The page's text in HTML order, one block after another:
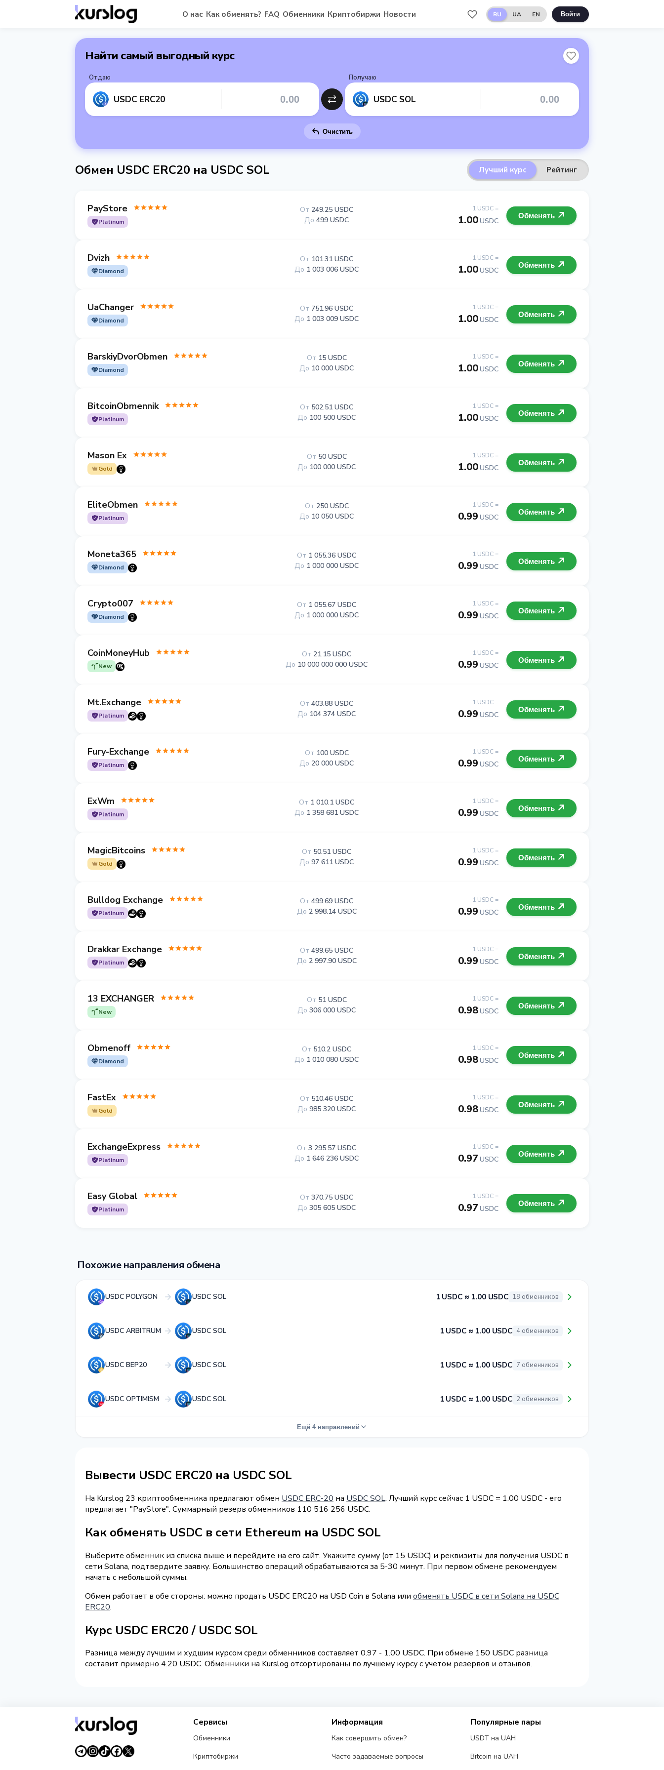
О нас Как обменять? FAQ Обменники Криптобиржи Новости RU UA EN Войти
Найти самый выгодный курс
Отдаю
USDC ERC20
Получаю
USDC SOL
Очистить
Обмен USDC ERC20 на USDC SOL Лучший курс Рейтинг
PayStore
Platinum
1 USDC =
1.00USDC
От 249.25 USDC
До 499 USDC Обменять
Dvizh
Diamond
1 USDC =
1.00USDC
От 101.31 USDC
До 1 003 006 USDC Обменять
UaChanger
Diamond
1 USDC =
1.00USDC
От 751.96 USDC
До 1 003 009 USDC Обменять
BarskiyDvorObmen
Diamond
1 USDC =
1.00USDC
От 15 USDC
До 10 000 USDC Обменять
BitcoinObmennik
Platinum
1 USDC =
1.00USDC
От 502.51 USDC
До 100 500 USDC Обменять
Mason Ex
Gold
1 USDC =
1.00USDC
От 50 USDC
До 100 000 USDC Обменять
EliteObmen
Platinum
1 USDC =
0.99 USDC
От 250 USDC
До 10 050 USDC Обменять
Moneta365
Diamond
1 USDC =
0.99 USDC
От 1 055.36 USDC
До 1 000 000 USDC Обменять
Crypto007
Diamond
1 USDC =
0.99 USDC
От 1 055.67 USDC
До 1 000 000 USDC Обменять
CoinMoneyHub
New
1 USDC =
0.99 USDC
От 21.15 USDC
До 10 000 000 000 USDC Обменять
Mt.Exchange
Platinum
1 USDC =
0.99 USDC
От 403.88 USDC
До 104 374 USDC Обменять
Fury-Exchange
Platinum
1 USDC =
0.99 USDC
От 100 USDC
До 20 000 USDC Обменять
ExWm
Platinum
1 USDC =
0.99 USDC
От 1 010.1 USDC
До 1 358 681 USDC Обменять
MagicBitcoins
Gold
1 USDC =
0.99 USDC
От 50.51 USDC
До 97 611 USDC Обменять
Bulldog Exchange
Platinum
1 USDC =
0.99 USDC
От 499.69 USDC
До 2 998.14 USDC Обменять
Drakkar Exchange
Platinum
1 USDC =
0.99 USDC
От 499.65 USDC
До 2 997.90 USDC Обменять
13 EXCHANGER
New
1 USDC =
0.98USDC
От 51 USDC
До 306 000 USDC Обменять
Obmenoff
Diamond
1 USDC =
0.98USDC
От 510.2 USDC
До 1 010 080 USDC Обменять
FastEx
Gold
1 USDC =
0.98USDC
От 510.46 USDC
До 985 320 USDC Обменять
ExchangeExpress
Platinum
1 USDC =
0.97 USDC
От 3 295.57 USDC
До 1 646 236 USDC Обменять
Easy Global
Platinum
1 USDC =
0.97 USDC
От 370.75 USDC
До 305 605 USDC Обменять
Похожие направления обмена
USDC POLYGON USDC SOL 1 USDC ≈ 1.00 USDC 18 обменников
USDC ARBITRUM USDC SOL 1 USDC ≈ 1.00 USDC 4 обменников
USDC BEP20 USDC SOL 1 USDC ≈ 1.00 USDC 7 обменников
USDC OPTIMISM USDC SOL 1 USDC ≈ 1.00 USDC 2 обменников
Ещё 4 направлений
Вывести USDC ERC20 на USDC SOL
На Kurslog 23 криптообменника предлагают обмен USDC ERC-20 на USDC SOL. Лучший курс сейчас 1 USDC = 1.00 USDC - его
предлагает "PayStore". Суммарный резерв обменников 110 516 256 USDC.
Как обменять USDC в сети Ethereum на USDC SOL
Выберите обменник из списка выше и перейдите на его сайт. Укажите сумму (от 15 USDC) и реквизиты для получения USDC в
сети Solana, подтвердите заявку. Большинство операций обрабатываются за 5-30 минут. При первом обмене рекомендуем
начать с небольшой суммы.
Обмен работает в обе стороны: можно продать USDC ERC20 на USD Coin в Solana или обменять USDC в сети Solana на USDC
ERC20.
Курс USDC ERC20 / USDC SOL
Разница между лучшим и худшим курсом среди обменников составляет 0.97 - 1.00 USDC. При обмене 150 USDC разница
составит примерно 4.20 USDC. Обменники на Kurslog отсортированы по лучшему курсу с учетом резервов и отзывов.
Сервисы
Обменники
Криптобиржи
Информация
Как совершить обмен?
Часто задаваемые вопросы
Популярные пары
USDT на UAH
Bitcoin на UAH